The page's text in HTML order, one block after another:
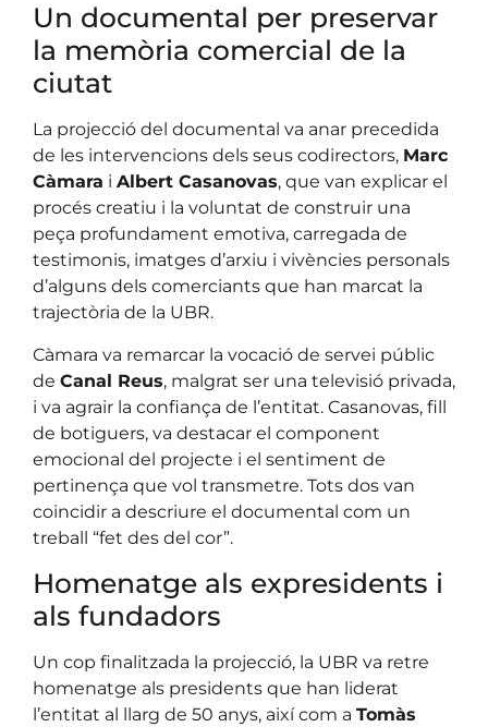
Un documental per preservar
la memòria comercial de la
ciutat
La projecció del documental va anar precedida
de les intervencions dels seus codirectors, Marc
Càmara i Albert Casanovas, que van explicar el
procés creatiu i la voluntat de construir una
peça profundament emotiva, carregada de
testimonis, imatges d’arxiu i vivències personals
d’alguns dels comerciants que han marcat la
trajectòria de la UBR.
Càmara va remarcar la vocació de servei públic
de Canal Reus, malgrat ser una televisió privada,
i va agrair la confiança de l’entitat. Casanovas, fill
de botiguers, va destacar el component
emocional del projecte i el sentiment de
pertinença que vol transmetre. Tots dos van
coincidir a descriure el documental com un
treball “fet des del cor”.
Homenatge als expresidents i
als fundadors
Un cop finalitzada la projecció, la UBR va retre
homenatge als presidents que han liderat
l’entitat al llarg de 50 anys, així com a Tomàs